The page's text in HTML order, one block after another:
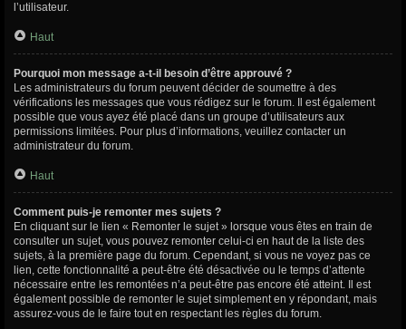
l’utilisateur.
Haut
Pourquoi mon message a-t-il besoin d’être approuvé ?
Les administrateurs du forum peuvent décider de soumettre à des
vérifications les messages que vous rédigez sur le forum. Il est également
possible que vous ayez été placé dans un groupe d’utilisateurs aux
permissions limitées. Pour plus d’informations, veuillez contacter un
administrateur du forum.
Haut
Comment puis-je remonter mes sujets ?
En cliquant sur le lien « Remonter le sujet » lorsque vous êtes en train de
consulter un sujet, vous pouvez remonter celui-ci en haut de la liste des
sujets, à la première page du forum. Cependant, si vous ne voyez pas ce
lien, cette fonctionnalité a peut-être été désactivée ou le temps d’attente
nécessaire entre les remontées n’a peut-être pas encore été atteint. Il est
également possible de remonter le sujet simplement en y répondant, mais
assurez-vous de le faire tout en respectant les règles du forum.